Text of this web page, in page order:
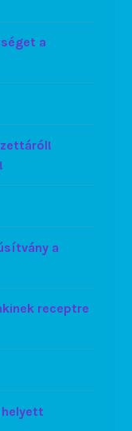
a
a
receptre
helyett